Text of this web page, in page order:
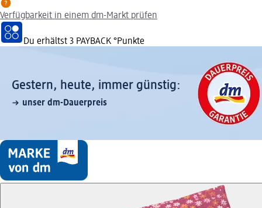
Verfügbarkeit in einem dm-Markt prüfen
Du erhältst 3 PAYBACK °Punkte
Gestern, heute, immer günstig:
unser dm-Dauerpreis